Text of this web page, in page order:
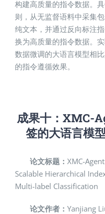
构建高质量的指令数据。
则，从无监督语料中采集
纯文本，并通过反向标注
换为高质量的指令数据。
数据微调的大语言模型相
的指令遵循效果。
成果十： XMC-
签的大语言模
论文标题： XMC-
Scalable Hierarchical
Multi-label Classification
论文作者： Yanjiang